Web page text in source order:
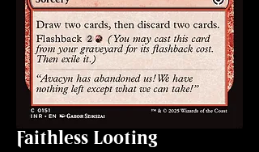
Faithless Looting